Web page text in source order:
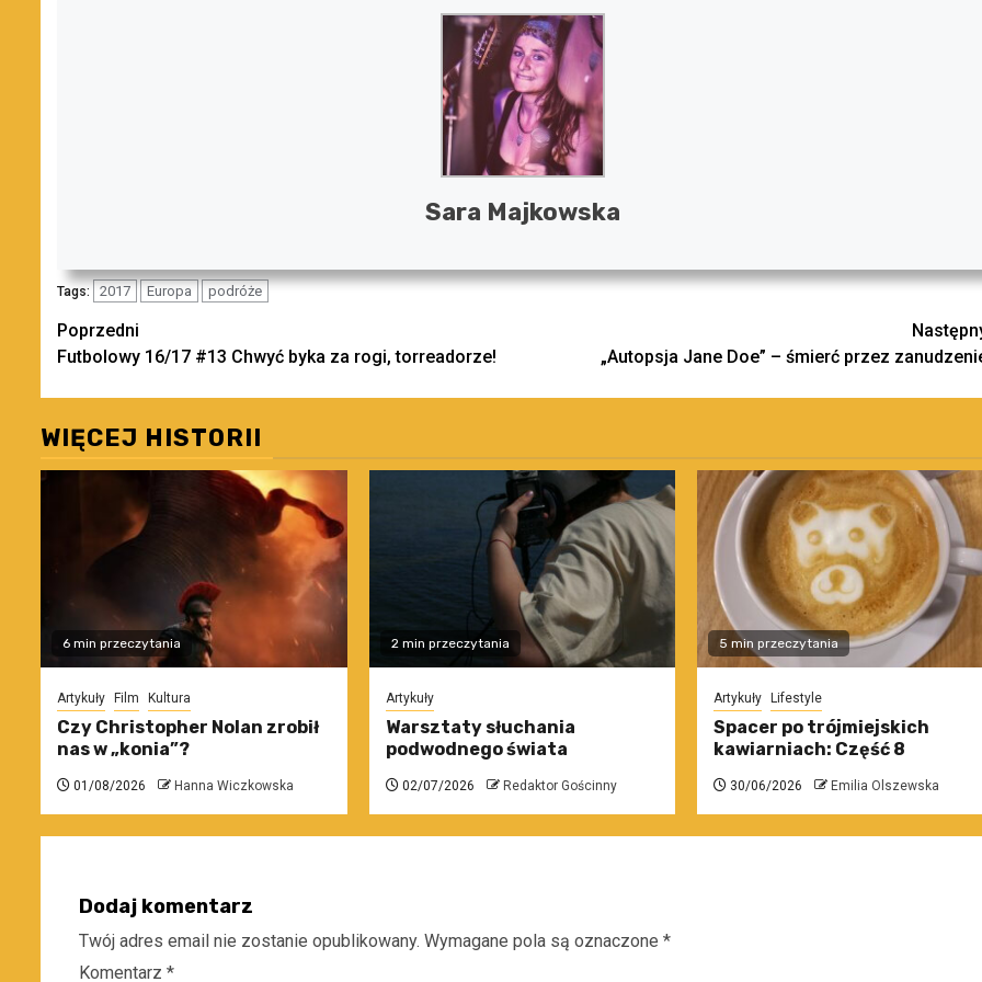
Sara Majkowska
Tags: 2017 Europa podróże
Zobacz
wpisy
Poprzedni
Futbolowy 16/17 #13 Chwyć byka za rogi, torreadorze!
„Autopsja Jane Doe” – śmierć przez
WIĘCEJ HISTORII
6 min przeczytania
Artykuły Film Kultura
Czy Christopher Nolan zrobił
nas w „konia”?
01/08/2026 Hanna Wiczkowska
2 min przeczytania
Artykuły
Warsztaty słuchania
podwodnego świata
02/07/2026 Redaktor Gościnny
5 min przeczytania
Artykuły Lifestyle
Spacer po trójmiejskich
kawiarniach: Część 8
30/06/2026 Emilia Olszewska
Dodaj komentarz
Twój adres email nie zostanie opublikowany. Wymagane pola są oznaczone *
Komentarz *